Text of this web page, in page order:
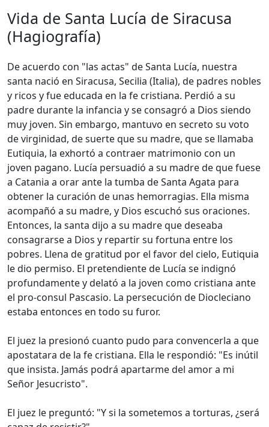
Vida de Santa Lucía de Siracusa
(Hagiografía)
De acuerdo con "las actas" de Santa Lucía, nuestra
santa nació en Siracusa, Secilia (Italia), de padres nobles
y ricos y fue educada en la fe cristiana. Perdió a su
padre durante la infancia y se consagró a Dios siendo
muy joven. Sin embargo, mantuvo en secreto su voto
de virginidad, de suerte que su madre, que se llamaba
Eutiquia, la exhortó a contraer matrimonio con un
joven pagano. Lucía persuadió a su madre de que fuese
a Catania a orar ante la tumba de Santa Agata para
obtener la curación de unas hemorragias. Ella misma
acompañó a su madre, y Dios escuchó sus oraciones.
Entonces, la santa dijo a su madre que deseaba
consagrarse a Dios y repartir su fortuna entre los
pobres. Llena de gratitud por el favor del cielo, Eutiquia
le dio permiso. El pretendiente de Lucía se indignó
profundamente y delató a la joven como cristiana ante
el pro-consul Pascasio. La persecución de Diocleciano
estaba entonces en todo su furor.
El juez la presionó cuanto pudo para convencerla a que
apostatara de la fe cristiana. Ella le respondió: "Es inútil
que insista. Jamás podrá apartarme del amor a mi
Señor Jesucristo".
El juez le preguntó: "Y si la sometemos a torturas, ¿será